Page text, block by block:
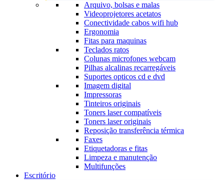
Arquivo, bolsas e malas
Videoprojetores acetatos
Conectividade cabos wifi hub
Ergonomia
Fitas para maquinas
Teclados ratos
Colunas microfones webcam
Pilhas alcalinas recarregáveis
Suportes opticos cd e dvd
Imagem digital
Impressoras
Tinteiros originais
Toners laser compatíveis
Toners laser originais
Reposição transferência térmica
Faxes
Etiquetadoras e fitas
Limpeza e manutenção
Multifunções
Escritório